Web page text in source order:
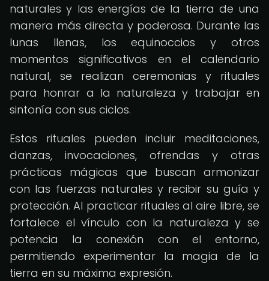
naturales y las energías de la tierra de una
manera más directa y poderosa. Durante las
lunas llenas, los equinoccios y otros
momentos significativos en el calendario
natural, se realizan ceremonias y rituales
para honrar a la naturaleza y trabajar en
sintonía con sus ciclos.
Estos rituales pueden incluir meditaciones,
danzas, invocaciones, ofrendas y otras
prácticas mágicas que buscan armonizar
con las fuerzas naturales y recibir su guía y
protección. Al practicar rituales al aire libre, se
fortalece el vínculo con la naturaleza y se
potencia la conexión con el entorno,
permitiendo experimentar la magia de la
tierra en su máxima expresión.